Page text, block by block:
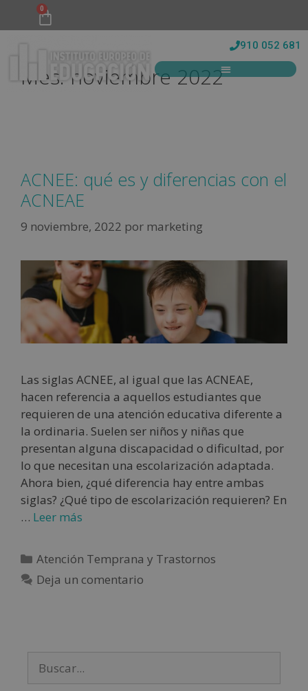
0
910 052 681
Mes:noviembre 2022
ACNEE: qué es y diferencias con el
ACNEAE
9 noviembre, 2022 por marketing
Las siglas ACNEE, al igual que las ACNEAE,
hacen referencia a aquellos estudiantes que
requieren de una atención educativa diferente a
la ordinaria. Suelen ser niños y niñas que
presentan alguna discapacidad o dificultad, por
lo que necesitan una escolarización adaptada.
Ahora bien, ¿qué diferencia hay entre ambas
siglas? ¿Qué tipo de escolarización requieren? En
… Leer más
Atención Temprana y Trastornos
Deja un comentario